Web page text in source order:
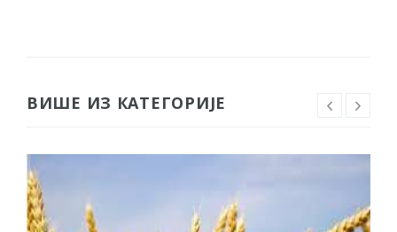
ВИШЕ ИЗ КАТЕГОРИЈЕ